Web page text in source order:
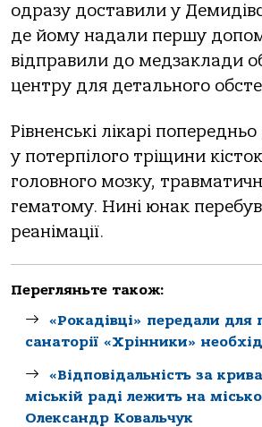
одразу доставили у
де йому надали першу
відправили до медзаклади
центру для детального
Рівненські лікарі
у потерпілого тріщини
головного мозку,
гематому. Нині юнак
реанімації.
Перегляньте також:
«Рокадівці» передали
санаторії «Хрінники»
«Відповідальність за
міській раді лежить на
Олександр Ковальчук